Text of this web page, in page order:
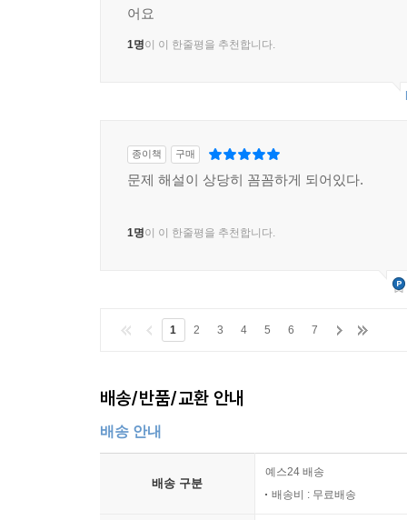
어요
1명이 이 한줄평을 추천합니다.
종이책 구매
문제 해설이 상당히 꼼꼼하게 되어있다.
1명이 이 한줄평을 추천합니다.
1 2 3 4 5 6 7
배송/반품/교환 안내
배송 안내
배송 구분
예스24 배송
배송비 : 무료배송